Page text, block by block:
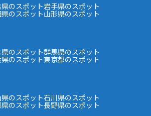
のスポット岩手県のスポット
のスポット山形県のスポット
のスポット群馬県のスポット
のスポット東京都のスポット
のスポット石川県のスポット
のスポット長野県のスポット